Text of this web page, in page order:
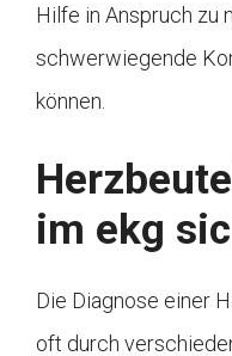
Hilfe in Anspruch zu
schwerwiegende
können.
im ekg
Die Diagnose einer
oft durch